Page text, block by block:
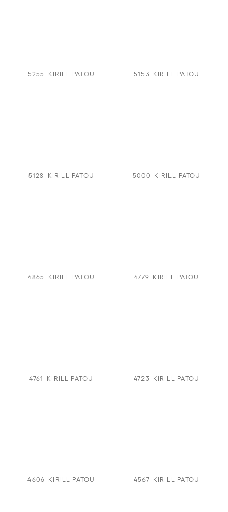
5255 KIRILL PATOU 5153 KIRILL PATOU
5128 KIRILL PATOU 5000 KIRILL PATOU
4865 KIRILL PATOU 4779 KIRILL PATOU
4761 KIRILL PATOU 4723 KIRILL PATOU
4606 KIRILL PATOU 4567 KIRILL PATOU